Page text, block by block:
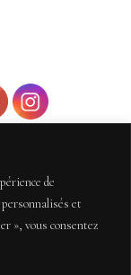
de
et
», vous consentez